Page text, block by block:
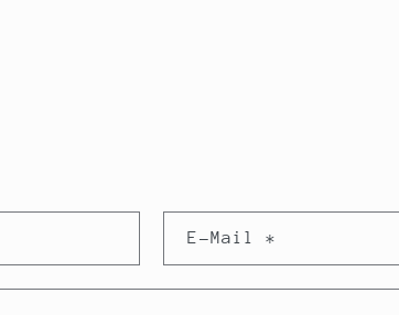
E-Mail *